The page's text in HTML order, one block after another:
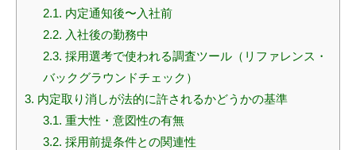
2.1. 内定通知後〜入社前
2.2. 入社後の勤務中
2.3. 採用選考で使われる調査ツール（リファレンス・
バックグラウンドチェック）
3. 内定取り消しが法的に許されるかどうかの基準
3.1. 重大性・意図性の有無
3.2. 採用前提条件との関連性